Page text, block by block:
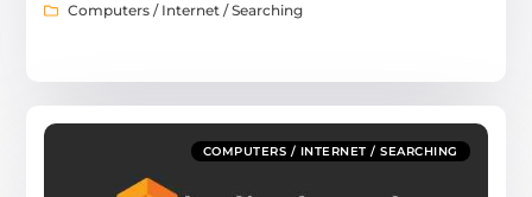
Computers / Internet / Searching
COMPUTERS / INTERNET / SEARCHING